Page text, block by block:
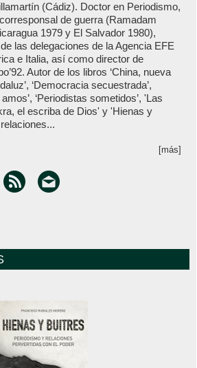
(Cádiz). Doctor en Periodismo,
de guerra (Ramadam
1979 y El Salvador 1980),
las delegaciones de la Agencia EFE
e Italia, así como director de
Autor de los libros ‘China, nueva
‘Democracia secuestrada’,
‘Periodistas sometidos’, 'Las
el escriba de Dios' y 'Hienas y
[más]